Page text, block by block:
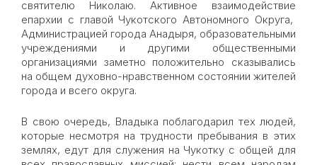
святителю Николаю. Активное взаимодействие
епархии с главой Чукотского Автономного Округа,
Администрацией города Анадыря, образовательными
учреждениями и другими общественными
организациями заметно положительно сказывались
на общем духовно-нравственном состоянии жителей
города и всего округа.
В свою очередь, Владыка поблагодарил тех людей,
которые несмотря на трудности пребывания в этих
землях, едут для служения на Чукотку с общей для